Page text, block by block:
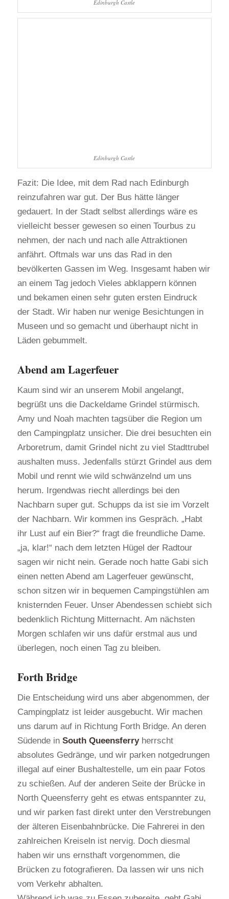
Edinburgh Castle
Edinburgh Castle
Fazit: Die Idee, mit dem Rad nach Edinburgh
reinzufahren war gut. Der Bus hätte länger
gedauert. In der Stadt selbst allerdings wäre es
vielleicht besser gewesen so einen Tourbus zu
nehmen, der nach und nach alle Attraktionen
anfährt. Oftmals war uns das Rad in den
bevölkerten Gassen im Weg. Insgesamt haben wir
an einem Tag jedoch Vieles abklappern können
und bekamen einen sehr guten ersten Eindruck
der Stadt. Wir haben nur wenige Besichtungen in
Museen und so gemacht und überhaupt nicht in
Läden gebummelt.
Abend am Lagerfeuer
Kaum sind wir an unserem Mobil angelangt,
begrüßt uns die Dackeldame Grindel stürmisch.
Amy und Noah machten tagsüber die Region um
den Campingplatz unsicher. Die drei besuchten ein
Arboretrum, damit Grindel nicht zu viel Stadttrubel
aushalten muss. Jedenfalls stürzt Grindel aus dem
Mobil und rennt wie wild schwänzelnd um uns
herum. Irgendwas riecht allerdings bei den
Nachbarn super gut. Schupps da ist sie im Vorzelt
der Nachbarn. Wir kommen ins Gespräch. „Habt
ihr Lust auf ein Bier?“ fragt die freundliche Dame.
„ja, klar!“ nach dem letzten Hügel der Radtour
sagen wir nicht nein. Gerade noch hatte Gabi sich
einen netten Abend am Lagerfeuer gewünscht,
schon sitzen wir in bequemen Campingstühlen am
knisternden Feuer. Unser Abendessen schiebt sich
bedenklich Richtung Mitternacht. Am nächsten
Morgen schlafen wir uns dafür erstmal aus und
überlegen, noch einen Tag zu bleiben.
Forth Bridge
Die Entscheidung wird uns aber abgenommen, der
Campingplatz ist leider ausgebucht. Wir machen
uns darum auf in Richtung Forth Bridge. An deren
Südende in South Queensferryherrscht
absolutes Gedränge, und wir parken notgedrungen
illegal auf einer Bushaltestelle, um ein paar Fotos
zu schießen. Auf der anderen Seite der Brücke in
North Queensferry geht es etwas entspannter zu,
und wir parken fast direkt unter den Verstrebungen
der älteren Eisenbahnbrücke. Die Fahrerei in den
zahlreichen Kreiseln ist nervig. Doch diesmal
haben wir uns ernsthaft vorgenommen, die
Brücken zu fotografieren. Da lassen wir uns nich
vom Verkehr abhalten.